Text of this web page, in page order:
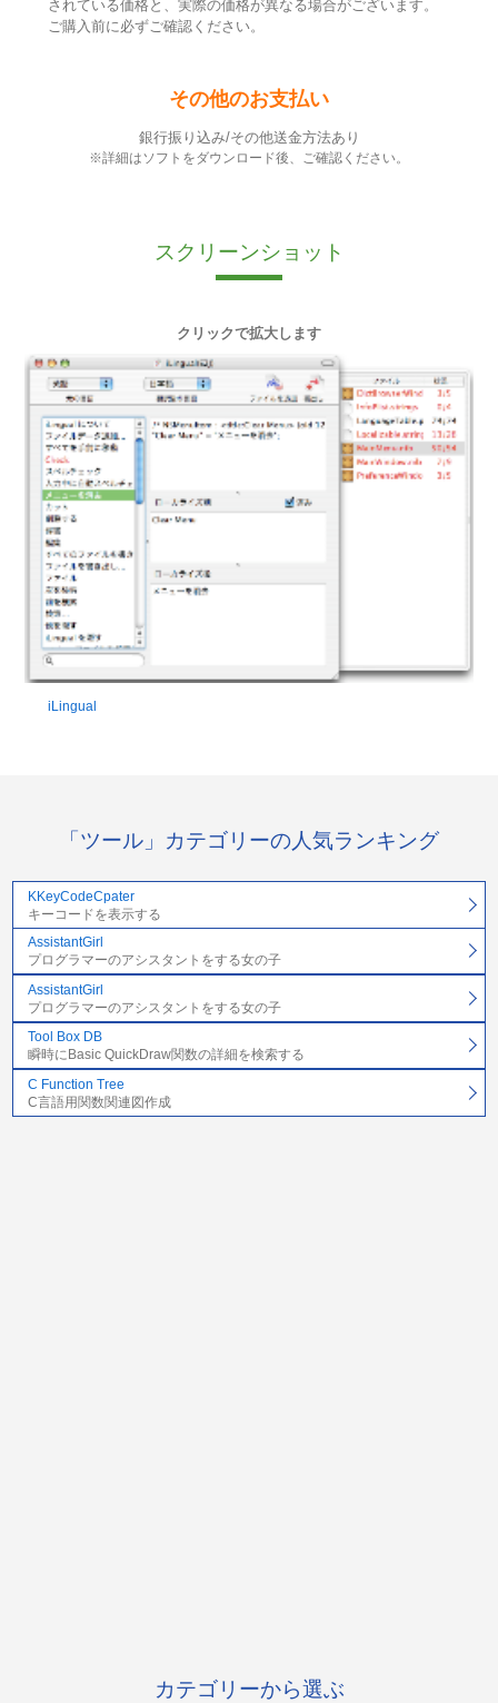
されている価格と、実際の価格が異なる場合がございます。
ご購入前に必ずご確認ください。
その他のお支払い
銀行振り込み/その他送金方法あり
※詳細はソフトをダウンロード後、ご確認ください。
スクリーンショット
クリックで拡大します
iLingual
「ツール」カテゴリーの人気ランキング
KKeyCodeCpater
キーコードを表示する
AssistantGirl
プログラマーのアシスタントをする女の子
AssistantGirl
プログラマーのアシスタントをする女の子
Tool Box DB
瞬時にBasic QuickDraw関数の詳細を検索する
C Function Tree
C言語用関数関連図作成
カテゴリーから選ぶ